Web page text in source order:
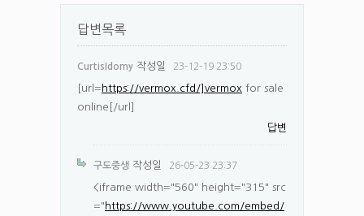
답변목록
CurtisIdomy 작성일 23-12-19 23:50
[url= https://vermox.cfd/]vermox for sale
online[/url]
답변
구도중생 작성일 26-05-23 23:37
<iframe width="560" height="315" src
=" https://www.youtube.com/embed/